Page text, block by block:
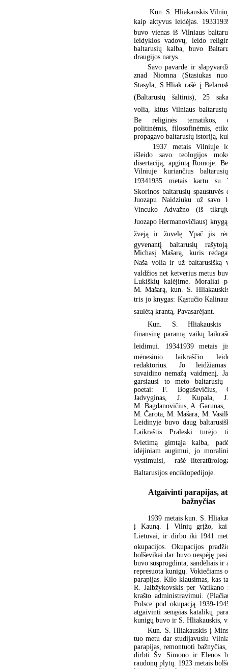
Kun. S. Hliakauskis
kaip aktyvus leidėjas.
buvo vienas iš Vilniaus
leidyklos vadovų, leido
baltarusių kalba, buvo
draugijos narys.
Savo pavarde ir
znad Niomna (Stasiukas
Stasyla, S.Hliak rašė į
(Baltarusių šaltinis), 25
volia, kitus Vilniaus
Be religinės tematikos,
politinėmis, filosofinėmis,
propagavo baltarusių istoriją,
1937 metais Vilniuje
išleido savo teologijos
disertaciją, apgintą Romoje.
Vilniuje kuriančius
19341935 metais kartu su
Skorinos baltarusių
Juozapu Naidziuku už savo
Vincuko Advažno (iš
Juozapo Hermanovičiaus) knygą
žveją ir žuvelę. Ypač jis
gyvenantį baltarusių
Michasį Mašarą, kuris
Naša volia ir už baltarusišką
valdžios net ketverius metus
Lukiškių kalėjime. Moraliai
M. Mašarą, kun. S.
tris jo knygas: Kąstučio
saulėtą krantą, Pavasarėjant.
Kun. S. Hliakauskis
finansinę paramą vaikų
leidimui. 19341939 metais
mėnesinio laikraščio
redaktorius. Jo
suvaidino nemažą vaidmenį.
garsiausi to meto
poetai: F. Boguševičius,
Jadvyginas, J. Kupala,
M. Bagdanovičius, A.
M. Čarota, M. Mašara, M.
Leidinyje buvo daug
Laikraštis Praleski turėjo
švietimą gimtąja kalba,
idėjiniam augimui, jo
vystimuisi,  rašė
Baltarusijos enciklopedijoje.
Atgaivinti parapijas,
bažnyčias
1939 metais kun. S.
į Kauną. Į Vilnių grįžo,
Lietuvai, ir dirbo iki 1941
okupacijos. Okupacijos
bolševikai dar buvo nespėję
buvo susprogdinta, sandėliais
represuota kunigų. Vokiečiams
parapijas. Kilo klausimas, kas
R. Jalbžykovskis per
krašto administravimui.
Polsce pod okupacją 1939-
atgaivinti senąsias katalikų
kunigų buvo ir S. Hliakauskis,
Kun. S. Hliakauskis į
tuo metu dar studijavusiu
parapijas, remontuoti
dirbti Šv. Simono ir Elenos
raudonų plytų. 1923 metais